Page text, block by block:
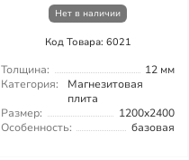
Нет в наличии
Код Товара: 6021
Толщина:
12 мм
Категория:
Магнезитовая
плита
Размер:
1200x2400
Особенность:
базовая